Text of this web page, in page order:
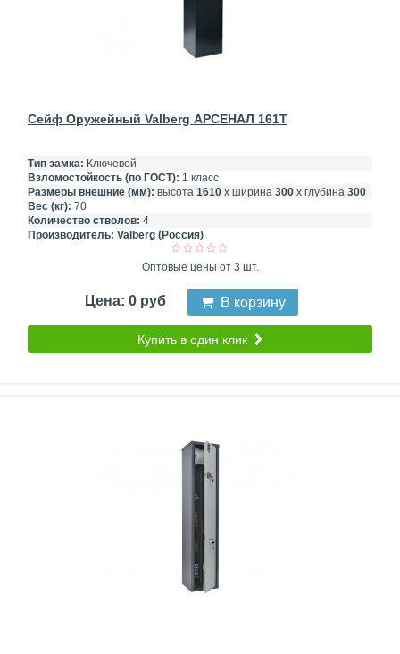
Сейф Оружейный Valberg АРСЕНАЛ 161Т
Тип замка: Ключевой
Взломостойкость (по ГОСТ): 1 класс
Размеры внешние (мм): высота 1610 х ширина 300 х глубина 300
Вес (кг): 70
Количество стволов: 4
Производитель: Valberg (Россия)
Оптовые цены от 3 шт.
Цена: 0 руб В корзину
Купить в один клик